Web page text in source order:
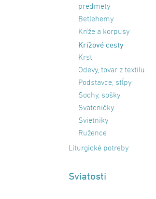
predmety
Betlehemy
Kríže a korpusy
Krížové cesty
Krst
Odevy, tovar z textilu
Podstavce, stĺpy
Sochy, sošky
Sväteničky
Svietniky
Ružence
Liturgické potreby
Sviatosti